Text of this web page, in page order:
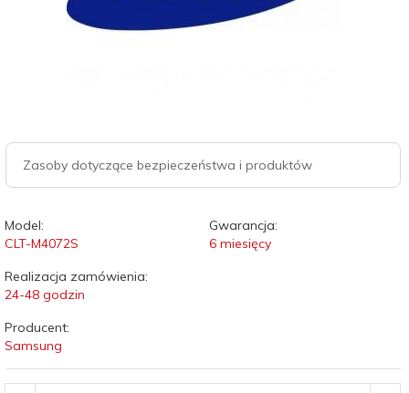
Zasoby dotyczące bezpieczeństwa i produktów
Model:
CLT-M4072S
Gwarancja:
6 miesięcy
Realizacja zamówienia:
24-48 godzin
Producent:
Samsung